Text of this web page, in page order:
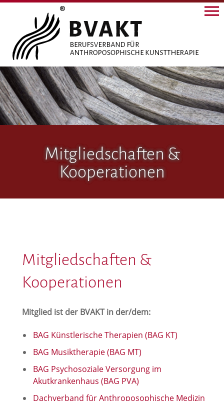
Mitgliedschaften &
Kooperationen
Mitgliedschaften &
Kooperationen
Mitglied ist der BVAKT in der/dem:
BAG Künstlerische Therapien (BAG KT)
BAG Musiktherapie (BAG MT)
BAG Psychosoziale Versorgung im
Akutkrankenhaus (BAG PVA)
Dachverband für Anthroposophische Medizin